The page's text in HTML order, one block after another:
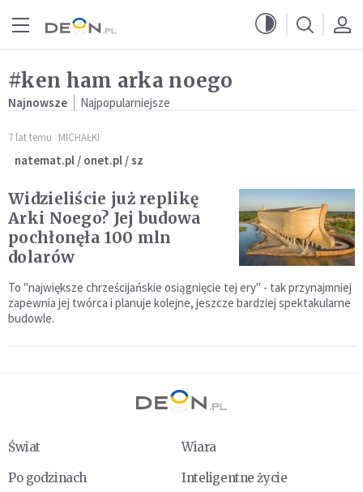
#ken ham arka noego
Najnowsze Najpopularniejsze
7 lat temu MICHAŁKI
natemat.pl / onet.pl / sz
Widzieliście już replikę
Arki Noego? Jej budowa
pochłonęła 100 mln
dolarów
To "największe chrześcijańskie osiągnięcie tej ery" - tak przynajmniej
zapewnia jej twórca i planuje kolejne, jeszcze bardziej spektakularne
budowle.
Świat
Wiara
Po godzinach
Inteligentne życie